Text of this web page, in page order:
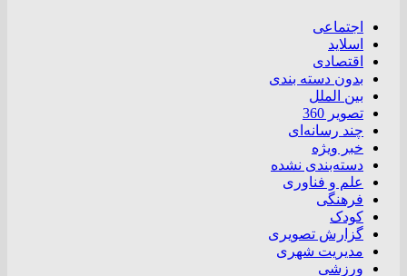
اجتماعی
اسلاید
اقتصادی
بدون دسته بندی
بین الملل
تصویر 360
چند رسانه‌ای
خبر ویژه
دسته‌بندی نشده
علم و فناوری
فرهنگی
کودک
گزارش تصویری
مدیریت شهری
ورزشی